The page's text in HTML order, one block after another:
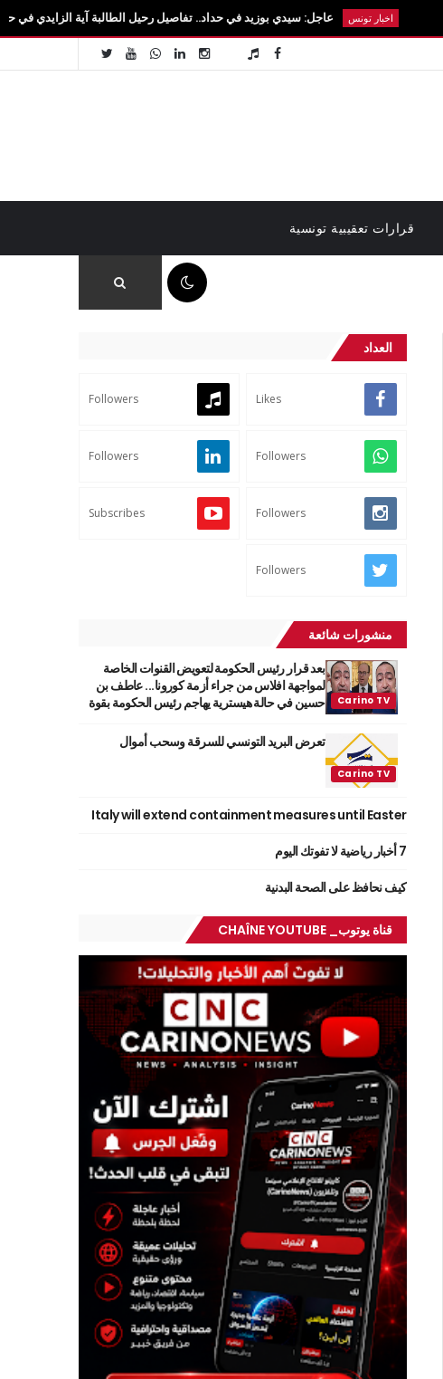
عاجل: سيدي بوزيد في حداد.. تفاصيل رحيل الطالبة آية الزايدي في حادث مروع
قرارات تعقيبية تونسية
العداد
Likes
Followers
Followers
Followers
Followers
Subscribes
Followers
منشورات شائعة
بعد قرار رئيس الحكومة لتعويض القنوات الخاصة
لمواجهة افلاس من جراء أزمة كورونا... عاطف بن
حسين في حالة هيسترية يهاجم رئيس الحكومة بقوة
تعرض البريد التونسي للسرقة وسحب أموال
Italy will extend containment measures until Easter
7 أخبار رياضية لا تفوتك اليوم
كيف نحافظ على الصحة البدنية
قناة يوتوب_ CHAÎNE YOUTUBE